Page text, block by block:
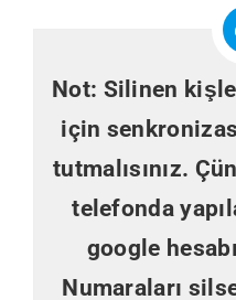
Not: Silinen
için
tutmalısınız.
telefonda
google
Numaraları